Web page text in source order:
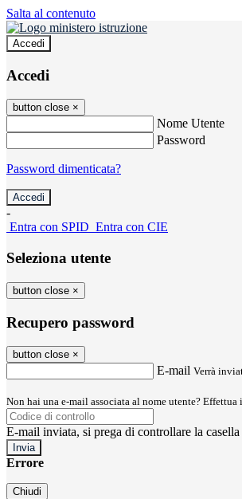
Salta al contenuto
Accedi
Accedi
button close ×
Nome Utente
Password
Password dimenticata?
-
Entra con SPID Entra con CIE
Seleziona utente
button close ×
Recupero password
button close ×
E-mail Verrà
Non hai una e-mail associata al nome utente?
E-mail inviata, si prega di controllare la
Errore
Chiudi